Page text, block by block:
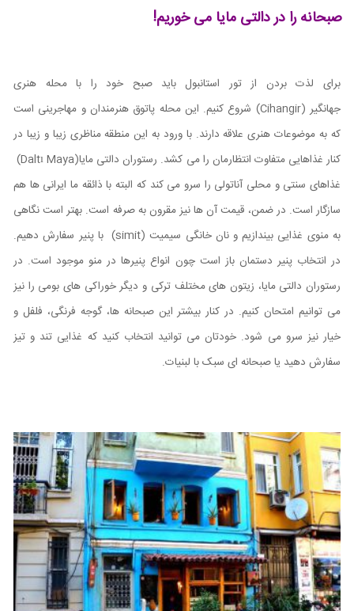
صبحانه را در دالتی مایا می خوریم!
برای لذت بردن از تور استانبول باید صبح خود را با محله هنری
جهانگیر(Cihangir) شروع کنیم. این محله پاتوق هنرمندان و مهاجرینی است
که به موضوعات هنری علاقه دارند. با ورود به این منطقه مناظری زیبا و زیبا در
کنار غذاهایی متفاوت انتظارمان را می کشد. رستوران دالتی مایا(Daltı Maya)
غذاهای سنتی و محلی آناتولی را سرو می کند که البته با ذائقه ما ایرانی ها هم
سازگار است. در ضمن، قیمت آن ها نیز مقرون به صرفه است. بهتر است نگاهی
به منوی غذایی بیندازیم و نان خانگی سیمیت(simit) با پنیر سفارش دهیم.
در انتخاب پنیر دستمان باز است چون انواع پنیرها در منو موجود است. در
رستوران دالتی مایا، زیتون ‌های مختلف ترکی و دیگر خوراکی‌ های بومی را نیز
می توانیم امتحان کنیم. در کنار بیشتر این صبحانه ها، گوجه فرنگی، فلفل و
خیار نیز سرو می شود. خودتان می توانید انتخاب کنید که غذایی تند و تیز
سفارش دهید یا صبحانه ای سبک با لبنیات.